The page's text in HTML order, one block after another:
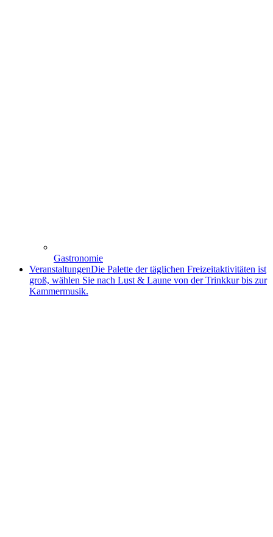
Gastronomie
VeranstaltungenDie Palette der täglichen Freizeitaktivitäten ist
groß, wählen Sie nach Lust & Laune von der Trinkkur bis zur
Kammermusik.